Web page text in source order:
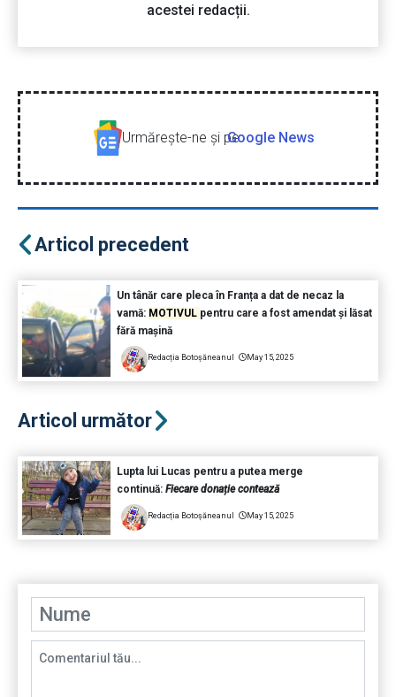
acestei redacții.
Urmăreşte-ne şi peGoogle News
Articol precedent
Un tânăr care pleca în Franța a dat de necaz la
vamă: MOTIVUL pentru care a fost amendat și lăsat
fără mașină
Redacția Botoșăneanul May 15, 2025
Articol următor
Lupta lui Lucas pentru a putea merge
continuă: Fiecare donație contează
Redacția Botoșăneanul May 15, 2025